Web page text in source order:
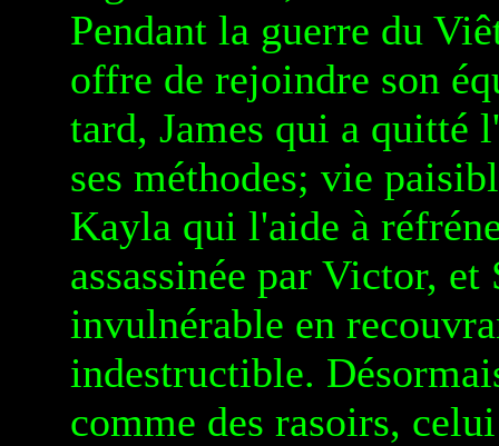
Pendant la guerre du
offre de rejoindre son
tard, James qui a quitté
ses méthodes; vie
Kayla qui l'aide à
assassinée par Victor,
invulnérable en
indestructible.
comme des rasoirs,